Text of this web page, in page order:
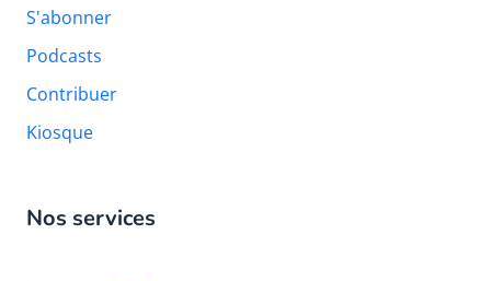
S'abonner
Podcasts
Contribuer
Kiosque
Nos services